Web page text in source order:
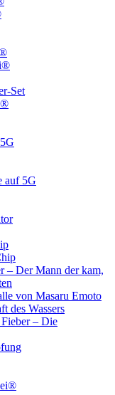
Set
auf 5G
– Der Mann der kam,
von Masaru Emoto
des Wassers
– Die